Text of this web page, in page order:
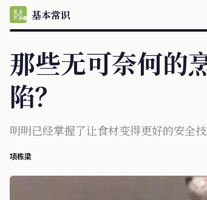
基本常识
那些无可奈何的
陷？
明明已经掌握了让食材变得更好的安全
项栋梁